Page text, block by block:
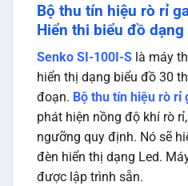
Bộ thu tín hiệu rò rỉ
Hiển thi biểu đồ dạng
Senko SI-100I-S là máy
hiển thị dạng biểu đồ 30
đoạn. Bộ thu tín hiệu rò rỉ
phát hiện nồng độ khí rò
ngưỡng quy định. Nó sẽ
đèn hiển thị dạng Led.
được lập trình sẵn.